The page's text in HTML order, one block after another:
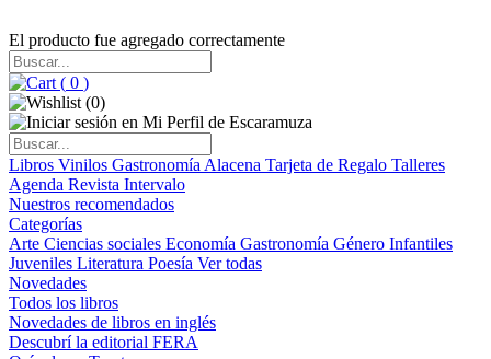
El producto fue agregado correctamente
( 0 )
(0)
Libros Vinilos Gastronomía Alacena Tarjeta de Regalo Talleres
Agenda Revista Intervalo
Nuestros recomendados
Categorías
Arte Ciencias sociales Economía Gastronomía Género Infantiles
Juveniles Literatura Poesía Ver todas
Novedades
Todos los libros
Novedades de libros en inglés
Descubrí la editorial FERA